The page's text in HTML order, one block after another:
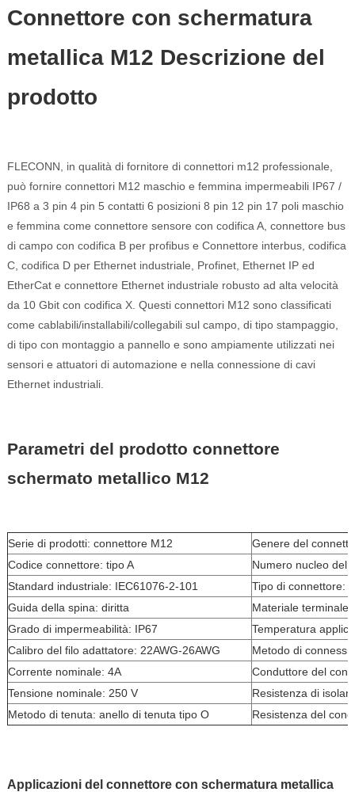
Connettore con schermatura
metallica M12 Descrizione del
prodotto
FLECONN, in qualità di fornitore di connettori m12 professionale,
può fornire connettori M12 maschio e femmina impermeabili IP67 /
IP68 a 3 pin 4 pin 5 contatti 6 posizioni 8 pin 12 pin 17 poli maschio
e femmina come connettore sensore con codifica A, connettore bus
di campo con codifica B per profibus e Connettore interbus, codifica
C, codifica D per Ethernet industriale, Profinet, Ethernet IP ed
EtherCat e connettore Ethernet industriale robusto ad alta velocità
da 10 Gbit con codifica X. Questi connettori M12 sono classificati
come cablabili/installabili/collegabili sul campo, di tipo stampaggio,
di tipo con montaggio a pannello e sono ampiamente utilizzati nei
sensori e attuatori di automazione e nella connessione di cavi
Ethernet industriali.
Parametri del prodotto connettore
schermato metallico M12
Serie di prodotti: connettore M12
Genere del
Codice connettore: tipo A
Numero nucleo del
Standard industriale: IEC61076-2-101
Tipo di connettore:
Guida della spina: diritta
Materiale terminale:
Grado di impermeabilità: IP67
Temperatura
Calibro del filo adattatore: 22AWG-26AWG
Metodo di
Corrente nominale: 4A
Conduttore del
Tensione nominale: 250 V
Resistenza di
Metodo di tenuta: anello di tenuta tipo O
Resistenza del
Applicazioni del connettore con schermatura metallica